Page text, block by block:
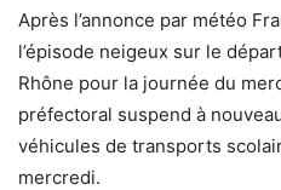
Après l’annonce par météo
l’épisode neigeux sur le
Rhône pour la journée du
préfectoral suspend à
véhicules de transports
mercredi.